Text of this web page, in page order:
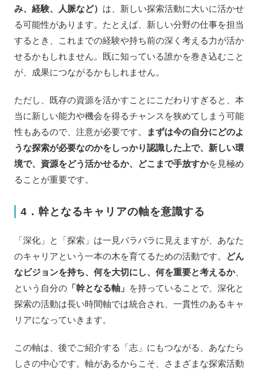
み、経験、人脈など） は、新しい探索活動に大いに活かせ
る可能性があります。たとえば、新しい分野の仕事を担当
するとき、これまでの経験や持ち前の深く考える力が活か
せるかもしれません。既に知っている誰かを巻き込むこと
が、成果につながるかもしれません。
ただし、既存の資源を活かすことにこだわりすぎると、本
当に新しい能力や機会を得るチャンスを狭めてしまう可能
性もあるので、注意が必要です。
まずは今の自分にどのよ
うな探索が必要なのかをしっかり認識した上で、新しい環
境で、資源をどう活かせるか、どこまで手放すかを見極め
ることが重要です。
4．幹となるキャリアの軸を意識する
「深化」と「探索」は一見バラバラに見えますが、あなた
のキャリアという一本の木を育てるための活動です。
どん
なビジョンを持ち、何を大切にし、何を重要と考えるか、
という自分の 「幹となる軸」 を持っていることで、深化と
探索の活動は長い時間軸では統合され、一貫性のあるキャ
リアになっていきます。
この軸は、後でご紹介する「志」にもつながる、あなたら
しさの中心です。軸があるからこそ、さまざまな探索活動